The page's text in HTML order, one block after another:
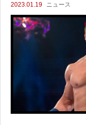
2023.01.19 ニュース